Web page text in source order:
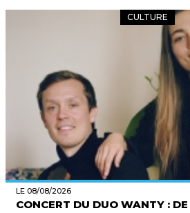
CULTURE
LE 08/08/2026
CONCERT DU DUO WANTY :